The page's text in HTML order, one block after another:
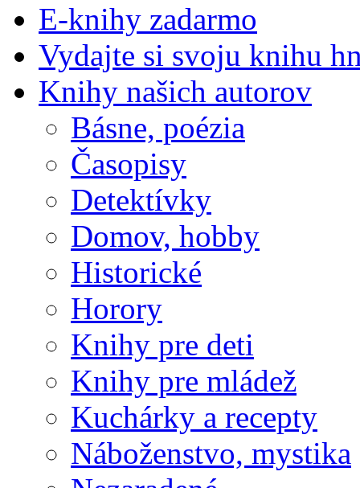
E-knihy zadarmo
Vydajte si svoju knihu
Knihy našich autorov
Básne, poézia
Časopisy
Detektívky
Domov, hobby
Historické
Horory
Knihy pre deti
Knihy pre mládež
Kuchárky a recepty
Náboženstvo, mystika